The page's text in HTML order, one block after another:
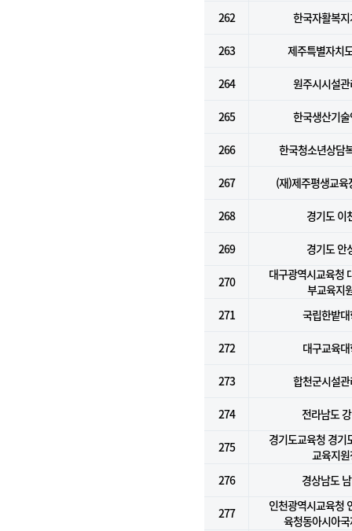
262 한국자활복
263 제주특별자치
264 원주시시설
265 한국생산기
266 한국청소년상담
267 (재)제주평생교육
268 경기도 이
269 경기도 안
270
대구광역시교육청
부교육지
271
국립한밭
272 대구교육
273 합천군시설
274 전라남도
275
경기도교육청 경기
교육지
276
경상남도
277
인천광역시교육청
육청동아시아